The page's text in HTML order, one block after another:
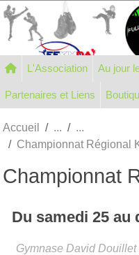
L'Association Au jour
Partenaires et Liens
Accueil
Championnat Régional
Championnat
Du samedi 25au
Gymnase David
Panneau de gestion des